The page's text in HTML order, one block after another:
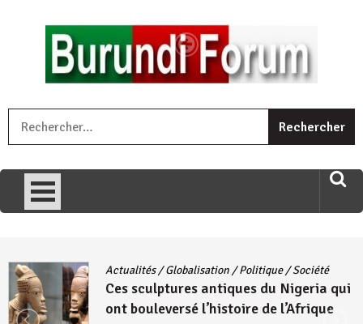
umariye umuryango wawe canke igihugu cakwibarutse .Wewe
uri ngaha ndagusigiye iki kibazo : Uriko ukora iki kugira ngo
Actualités/Globalisation /Politique/Société
Ces sculptures antiques du Nigeria qui
ont bouleversé l’histoire de l’Afrique